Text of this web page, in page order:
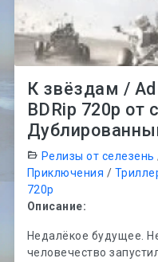
К звёздам /
BDRip 720p от
Релизы от селезень
Приключения /
720p
Описание:
Недалёкое будущее.
человечество